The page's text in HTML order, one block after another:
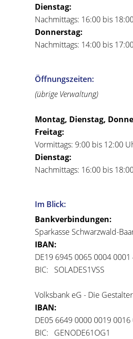
Dienstag:
Nachmittags: 16:00 bis
Donnerstag:
Nachmittags: 14:00 bis
Öffnungszeiten:
(übrige Verwaltung)
Montag, Dienstag,
Freitag:
Vormittags: 9:00 bis 12:00
Dienstag:
Nachmittags: 16:00 bis
Im Blick:
Bankverbindungen:
Sparkasse Schwarzwald-
IBAN:
DE19 6945 0065 0004 0001
BIC: SOLADES1VSS
Volksbank eG - Die
IBAN:
DE05 6649 0000 0019 0016
BIC: GENODE61OG1